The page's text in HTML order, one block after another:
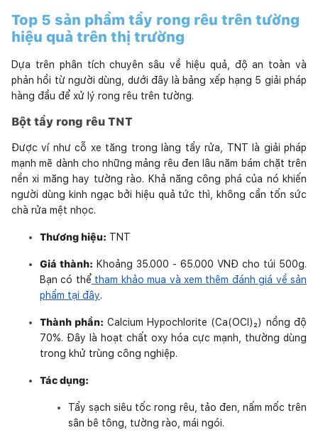
Top 5 sản phẩm tẩy rong rêu trên tường
hiệu quả trên thị trường
Dựa trên phân tích chuyên sâu về hiệu quả, độ an toàn và
phản hồi từ người dùng, dưới đây là bảng xếp hạng 5 giải pháp
hàng đầu để xử lý rong rêu trên tường.
Bột tẩy rong rêu TNT
Được ví như cỗ xe tăng trong làng tẩy rửa, TNT là giải pháp
mạnh mẽ dành cho những mảng rêu đen lâu năm bám chặt trên
nền xi măng hay tường rào. Khả năng công phá của nó khiến
người dùng kinh ngạc bởi hiệu quả tức thì, không cần tốn sức
chà rửa mệt nhọc.
Thương hiệu: TNT
Giá thành: Khoảng 35.000 - 65.000 VNĐ cho túi 500g.
Bạn có thể tham khảo mua và xem thêm đánh giá về sản
phẩm tại đây.
Thành phần: Calcium Hypochlorite (Ca(OCl)₂) nồng độ
70%. Đây là hoạt chất oxy hóa cực mạnh, thường dùng
trong khử trùng công nghiệp.
Tác dụng:
Tẩy sạch siêu tốc rong rêu, tảo đen, nấm mốc trên
sân bê tông, tường rào, mái ngói.